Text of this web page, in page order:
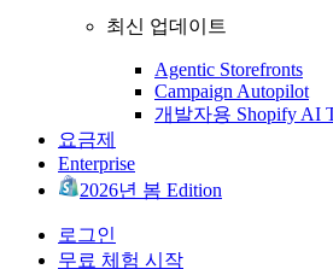
최신 업데이트
Agentic Storefronts
Campaign Autopilot
개발자용 Shopify AI
요금제
Enterprise
2026년 봄 Edition
로그인
무료 체험 시작